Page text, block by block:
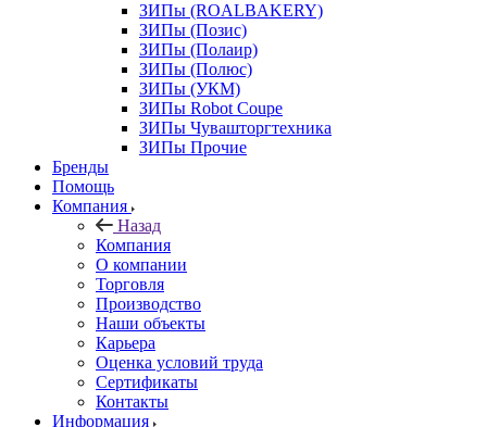
ЗИПы (ROALBAKERY)
ЗИПы (Позис)
ЗИПы (Полаир)
ЗИПы (Полюс)
ЗИПы (УКМ)
ЗИПы Robot Coupe
ЗИПы Чувашторгтехника
ЗИПы Прочие
Бренды
Помощь
Компания
Назад
Компания
О компании
Торговля
Производство
Наши объекты
Карьера
Оценка условий труда
Сертификаты
Контакты
Информация